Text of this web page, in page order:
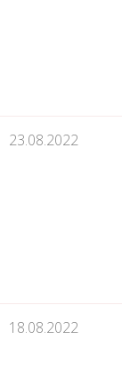
23.08.2022
18.08.2022